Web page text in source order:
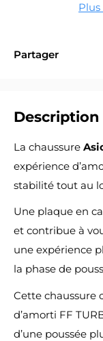
Partager
Description
La chaussure
expérience
stabilité tout au
Une plaque en
et contribue à
une expérience
la phase de
Cette chaussure
d’amorti FF
d’une poussée